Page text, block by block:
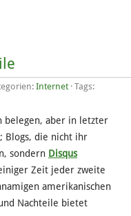
Internet· Tags:
belegen, aber in letzter
Blogs, die nicht ihr
sondern Disqus
Zeit jeder zweite
amerikanischen
Nachteile bietet